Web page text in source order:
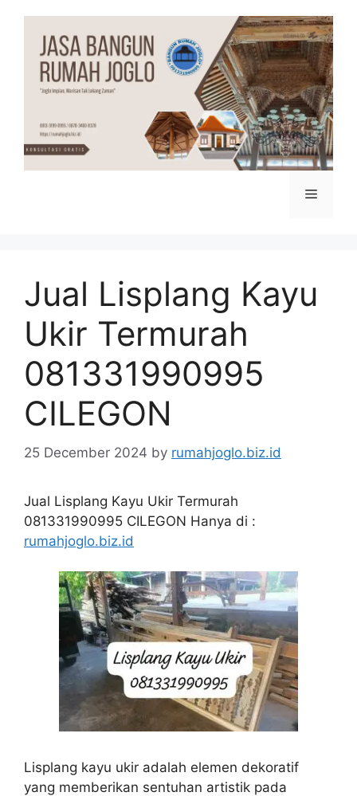
content
Menu
Jual Lisplang Kayu
Ukir Termurah
081331990995
CILEGON
25 December 2024 by rumahjoglo.biz.id
Jual Lisplang Kayu Ukir Termurah
081331990995 CILEGON Hanya di :
rumahjoglo.biz.id
Lisplang kayu ukir adalah elemen dekoratif
yang memberikan sentuhan artistik pada